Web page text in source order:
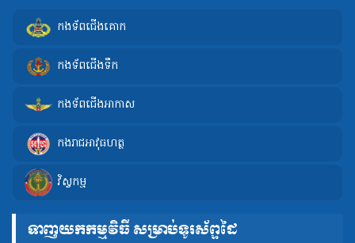
កងទ័ពជើងគោក
កងទ័ពជើងទឹក
កងទ័ពជើងអាកាស
កងរាជអាវុធហត្ថ
វិស្វកម្ម
ទាញយកកម្មវិធី សម្រាប់ទូរស័ព្ទដៃ